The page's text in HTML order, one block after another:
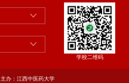
学校二维码
主办：江西中医药大学